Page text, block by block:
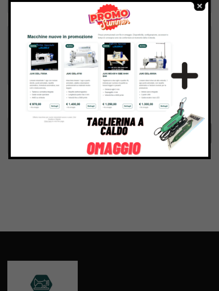
Inviando il messaggio confermo di aver letto e accettato
Termini e condizioni
del sito web